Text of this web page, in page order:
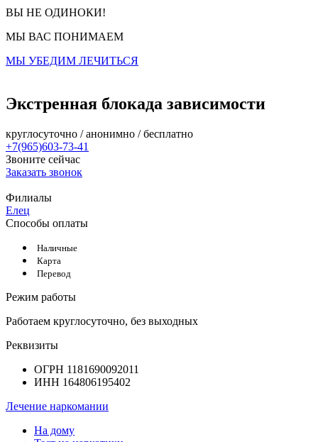
ВЫ НЕ ОДИНОКИ!
МЫ ВАС ПОНИМАЕМ
МЫ УБЕДИМ ЛЕЧИТЬСЯ
Экстренная блокада зависимости
круглосуточно / анонимно / бесплатно
+7(965)603-73-41
Звоните сейчас
Заказать звонок
Филиалы
Елец
Способы оплаты
Наличные
Карта
Перевод
Режим работы
Работаем круглосуточно, без выходных
Реквизиты
ОГРН 1181690092011
ИНН 164806195402
Лечение наркомании
На дому